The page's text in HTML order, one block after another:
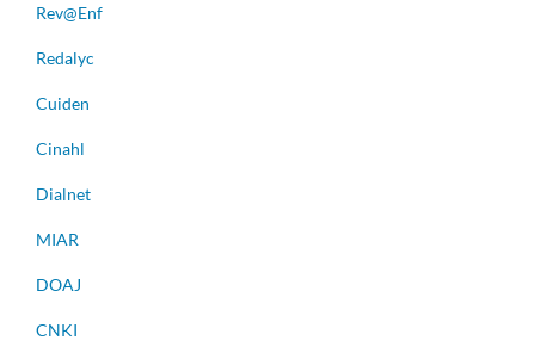
Rev@Enf
Redalyc
Cuiden
Cinahl
Dialnet
MIAR
DOAJ
CNKI